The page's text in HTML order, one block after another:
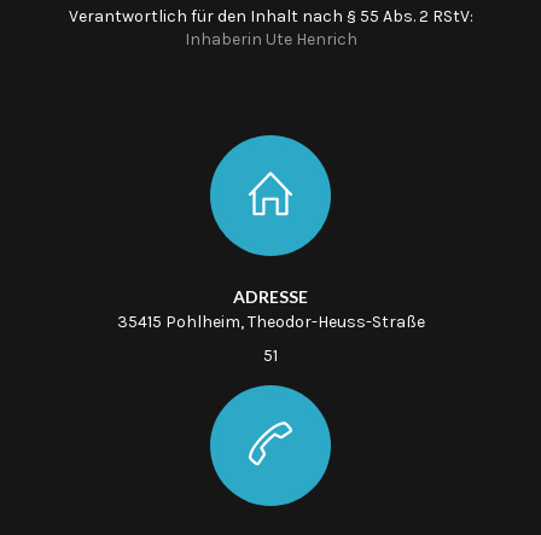
Verantwortlich für den Inhalt nach § 55 Abs. 2 RStV:
Inhaberin Ute Henrich
ADRESSE
35415 Pohlheim, Theodor-Heuss-Straße
51